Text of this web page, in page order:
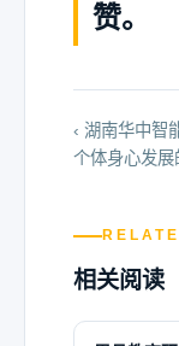
赞。
‹ 湖南华中智
个体身心发展
相关阅读